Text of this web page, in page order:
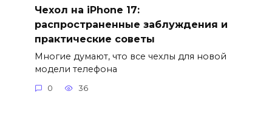
Чехол на iPhone 17:
распространенные заблуждения и
практические советы
Многие думают, что все чехлы для новой
модели телефона
0 36